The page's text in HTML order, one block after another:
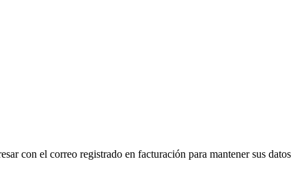
con el correo registrado en facturación para mantener sus